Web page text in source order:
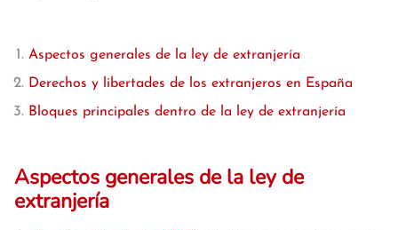
Aspectos generales de la ley de extranjería
Derechos y libertades de los extranjeros en España
Bloques principales dentro de la ley de extranjería
Aspectos generales de la ley de
extranjería